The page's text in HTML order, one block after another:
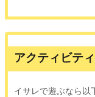
アクティビテ
イサレで遊ぶなら以